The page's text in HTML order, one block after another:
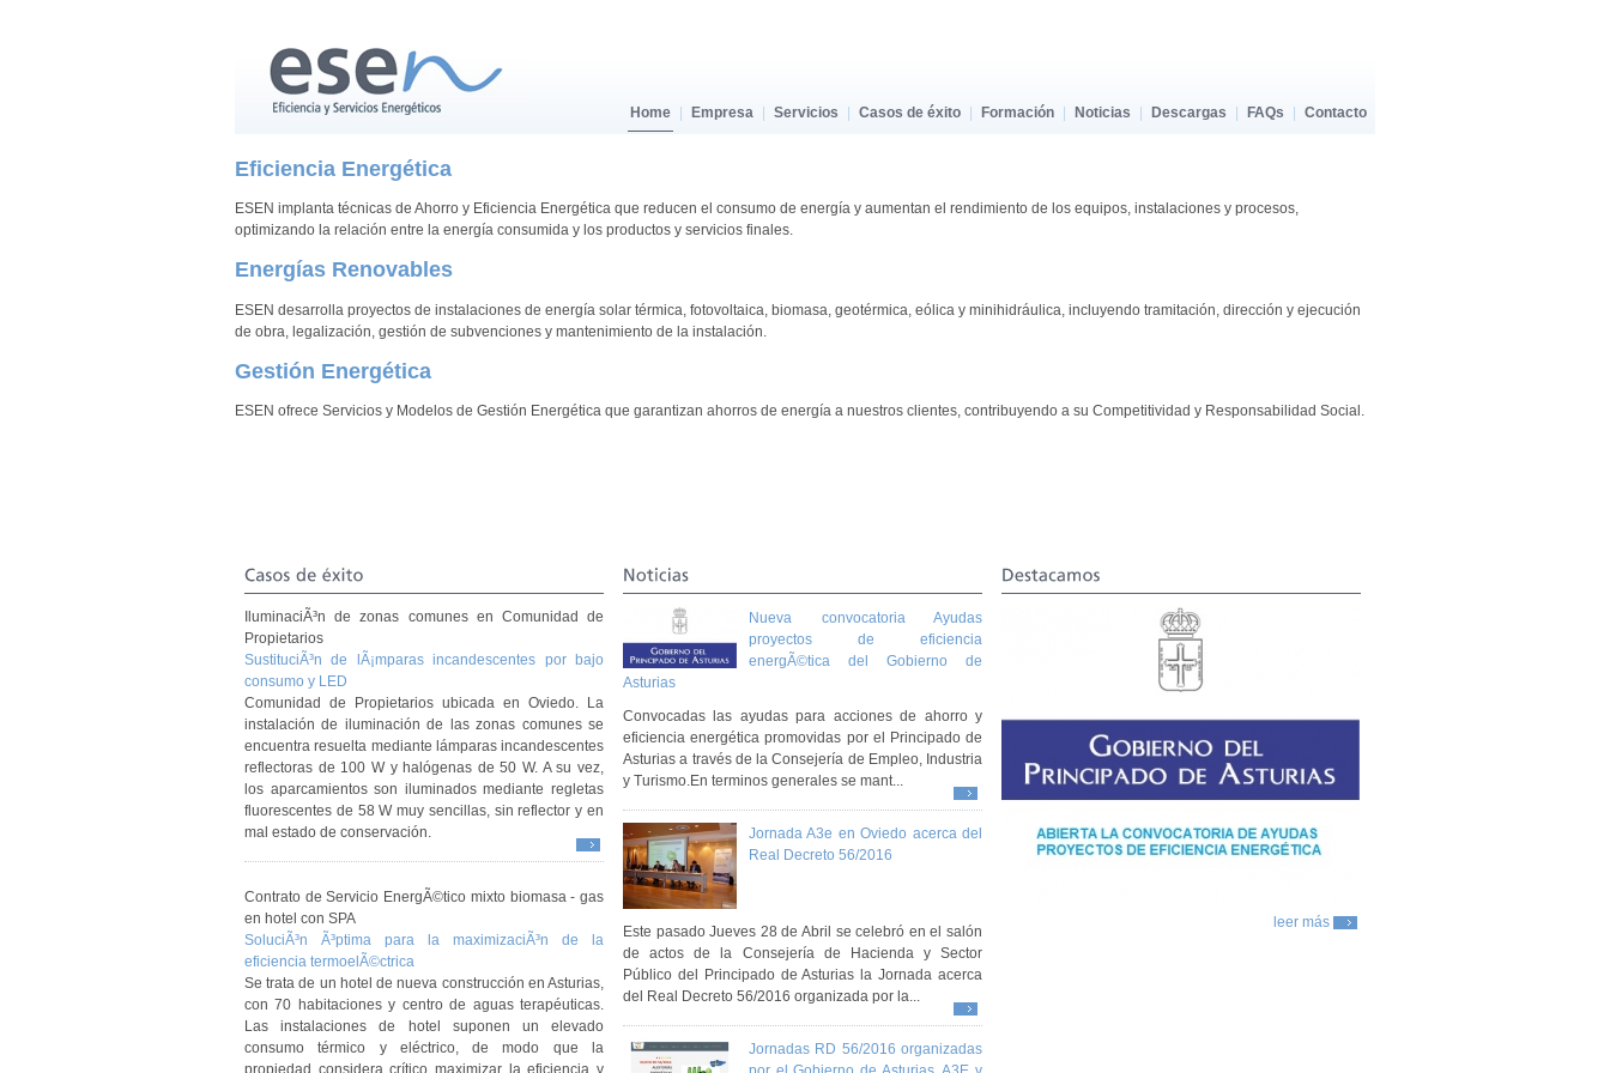
Home Empresa Servicios Casos de éxito Formación Noticias Descargas FAQs Contacto
Eficiencia Energética
ESEN implanta técnicas de Ahorro y Eficiencia Energética que reducen el consumo de energía y aumentan el rendimiento de los equipos, instalaciones y procesos,
optimizando la relación entre la energía consumida y los productos y servicios finales.
Energías Renovables
ESEN desarrolla proyectos de instalaciones de energía solar térmica, fotovoltaica, biomasa, geotérmica, eólica y minihidráulica, incluyendo tramitación, dirección y ejecución
de obra, legalización, gestión de subvenciones y mantenimiento de la instalación.
Gestión Energética
ESEN ofrece Servicios y Modelos de Gestión Energética que garantizan ahorros de energía a nuestros clientes, contribuyendo a su Competitividad y Responsabilidad Social.
Casos de éxito
IluminaciÃ³n de zonas comunes en Comunidad de
Propietarios
SustituciÃ³n de lÃ¡mparas incandescentes por bajo
consumo y LED
Comunidad de Propietarios ubicada en Oviedo. La
instalación de iluminación de las zonas comunes se
encuentra resuelta mediante lámparas incandescentes
reflectoras de 100 W y halógenas de 50 W. A su vez,
los aparcamientos son iluminados mediante regletas
fluorescentes de 58 W muy sencillas, sin reflector y en
mal estado de conservación.
Contrato de Servicio EnergÃ©tico mixto biomasa - gas
en hotel con SPA
SoluciÃ³n Ã³ptima para la maximizaciÃ³n de la
eficiencia termoelÃ©ctrica
Se trata de un hotel de nueva construcción en Asturias,
con 70 habitaciones y centro de aguas terapéuticas.
Las instalaciones de hotel suponen un elevado
consumo térmico y eléctrico, de modo que la
propiedad considera crítico maximizar la eficiencia y
Noticias
Nueva convocatoria Ayudas
proyectos de eficiencia
energÃ©tica del Gobierno de
Asturias
Convocadas las ayudas para acciones de ahorro y
eficiencia energética promovidas por el Principado de
Asturias a través de la Consejería de Empleo, Industria
y Turismo.En terminos generales se mant...
Jornada A3e en Oviedo acerca del
Real Decreto 56/2016
Este pasado Jueves 28 de Abril se celebró en el salón
de actos de la Consejería de Hacienda y Sector
Público del Principado de Asturias la Jornada acerca
del Real Decreto 56/2016 organizada por la...
Jornadas RD 56/2016 organizadas
Destacamos
leer más